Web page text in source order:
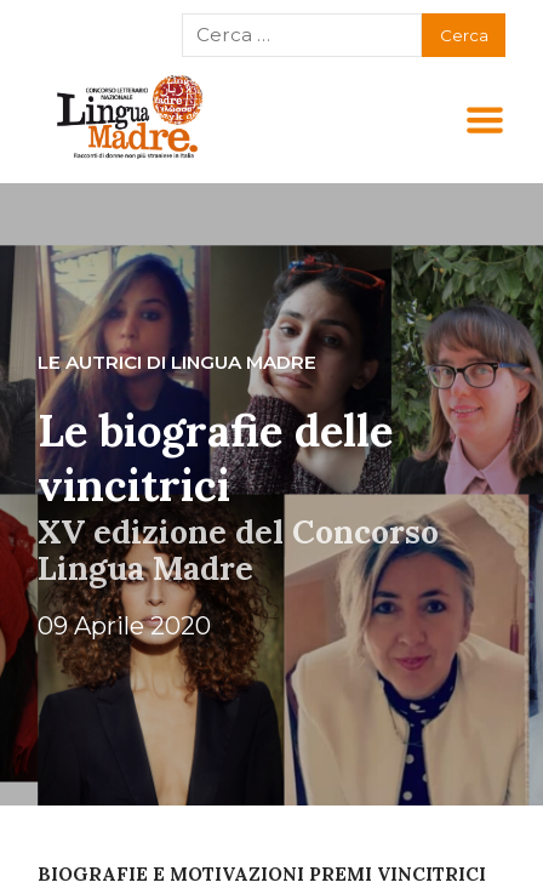
LE AUTRICI DI LINGUA MADRE
Le biografie delle
vincitrici
XV edizione del Concorso
Lingua Madre
09 Aprile 2020
BIOGRAFIE E MOTIVAZIONI PREMI VINCITRICI